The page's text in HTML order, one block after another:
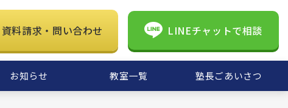
資料請求・問い合わせ LINEチャットで相談
お知らせ 教室一覧 塾長ごあいさつ